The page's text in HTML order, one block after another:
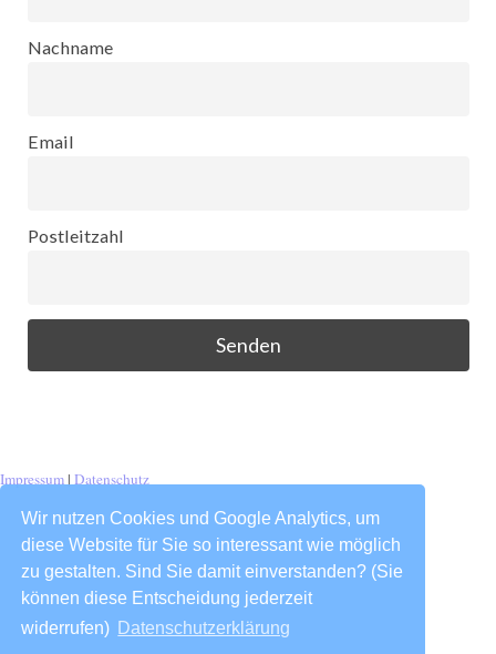
Wir nutzen Cookies und Google Analytics, um
diese Website für Sie so interessant wie möglich
zu gestalten. Sind Sie damit einverstanden? (Sie
können diese Entscheidung jederzeit
widerrufen) Datenschutzerklärung
Nachname
Email
Postleitzahl
Impressum | Datenschutz